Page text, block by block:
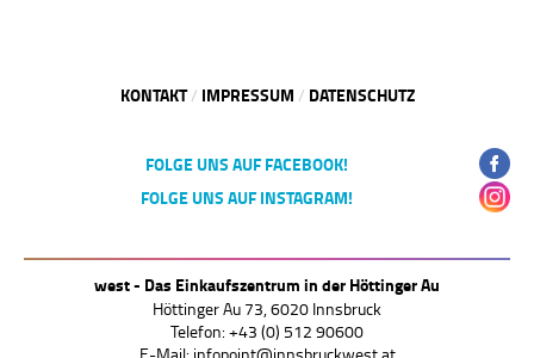
KONTAKT/ IMPRESSUM / DATENSCHUTZ
FOLGE UNS AUF FACEBOOK!
FOLGE UNS AUF INSTAGRAM!
west - Das Einkaufszentrum in der Höttinger Au
Höttinger Au 73, 6020 Innsbruck
Telefon: +43 (0) 512 90600
E-Mail: infopoint@innsbruckwest.at